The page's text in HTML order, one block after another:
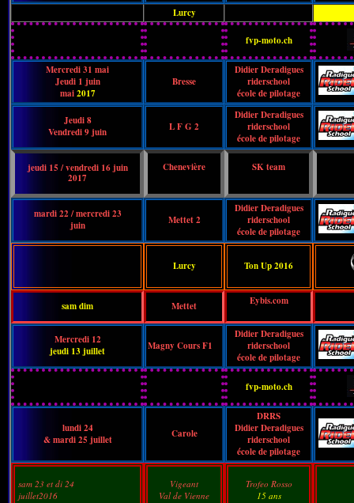
Lurcy
fvp-moto.ch
Mercredi 31 mai
Jeudi 1 juin
mai2017
Bresse
Didier Deradigues
riderschool
école de pilotage
Jeudi 8
Vendredi 9 juin
L F G 2
Didier Deradigues
riderschool
école de pilotage
jeudi 15 / vendredi 16 juin
2017
Chenevière SK team
mardi 22 / mercredi 23
juin
Mettet 2
Didier Deradigues
riderschool
école de pilotage
Lurcy Ton Up 2016
sam dim Mettet Eybis.com
Mercredi 12
jeudi 13 juillet Magny Cours F1
Didier Deradigues
riderschool
école de pilotage
fvp-moto.ch
lundi 24
& mardi 25 juillet
Carole
DRRS
Didier Deradigues
riderschool
école de pilotage
sam 23 et di 24
juillet2016
Vigeant
Val de Vienne
Trofeo Rosso
15 ans